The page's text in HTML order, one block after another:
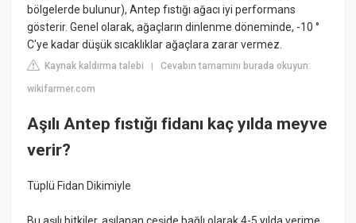
bölgelerde bulunur), Antep fıstığı ağacı iyi performans
gösterir. Genel olarak, ağaçların dinlenme döneminde, -10 °
C'ye kadar düşük sıcaklıklar ağaçlara zarar vermez.
Kaynak kaldırma talebi |Cevabın tamamını burada okuyun:
wikifarmer.com
Aşılı Antep fıstığı fidanı kaç yılda meyve
verir?
Tüplü Fidan Dikimiyle